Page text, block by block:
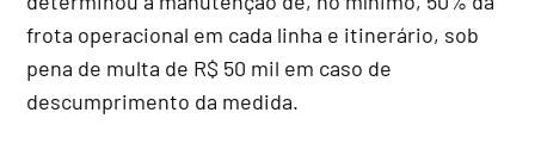
frota operacional em cada linha e itinerário, sob
pena de multa de R$ 50 mil em caso de
descumprimento da medida.